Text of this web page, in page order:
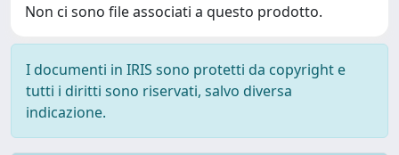
Non ci sono file associati a questo prodotto.
I documenti in IRIS sono protetti da copyright e
tutti i diritti sono riservati, salvo diversa
indicazione.